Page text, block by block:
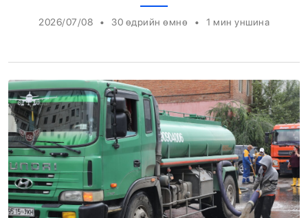
Эрэн Сурвалжилга
2026/07/08 • 30 өдрийн өмнө • 1 мин уншина